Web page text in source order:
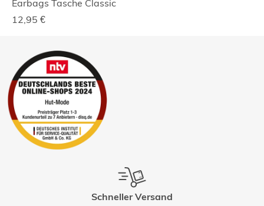
Earbags Tasche Classic
12,95 €
Schneller Versand